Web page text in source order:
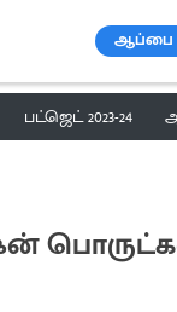
ஆப்பை
பட்ஜெட் 2023-24